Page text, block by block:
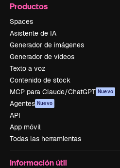
Productos
Spaces
Asistente de IA
Generador de imágenes
Generador de vídeos
Texto a voz
Contenido de stock
MCP para Claude/ChatGPT Nuevo
Agentes Nuevo
API
App móvil
Todas las herramientas
Información útil